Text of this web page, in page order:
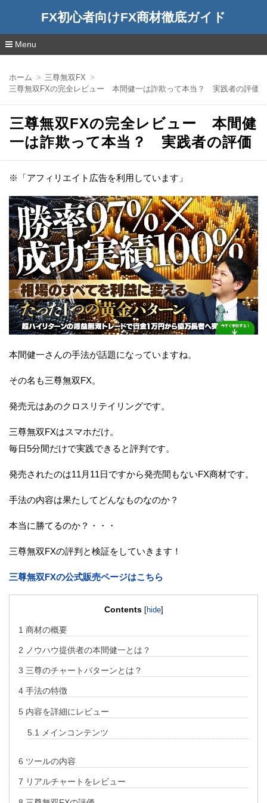
FX初心者向けFX商材徹底ガイド
Menu
ツ
ホーム
三尊無双FX
三尊無双FXの完全レビュー 本間健一は詐欺って本当？ 実践者の評価
三尊無双FXの完全レビュー 本間健
一は詐欺って本当？ 実践者の評価
※「アフィリエイト広告を利用しています」
本間健一さんの手法が話題になっていますね。
その名も三尊無双FX。
発売元はあのクロスリテイリングです。
三尊無双FXはスマホだけ。
毎日5分間だけで実践できると評判です。
発売されたのは11月11日ですから発売間もないFX商材です。
手法の内容は果たしてどんなものなのか？
本当に勝てるのか？・・・
三尊無双FXの評判と検証をしていきます！
三尊無双FXの公式販売ページはこちら
Contents [hide]
1 商材の概要
2 ノウハウ提供者の本間健一とは？
3 三尊のチャートパターンとは？
4 手法の特徴
5 内容を詳細にレビュー
5.1 メインコンテンツ
6 ツールの内容
7 リアルチャートをレビュー